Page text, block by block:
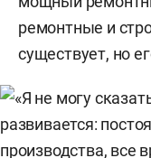
ремонтные и
существует, но